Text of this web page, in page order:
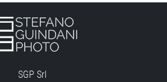
SGP Srl